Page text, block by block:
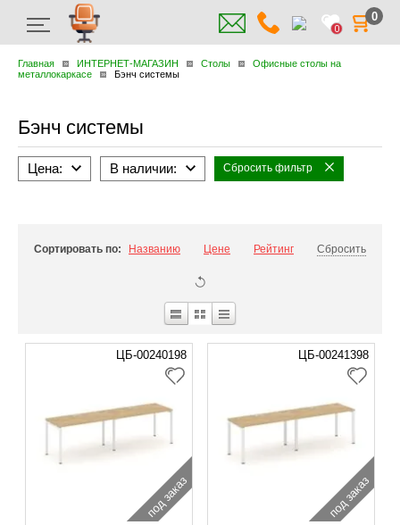
0
0
Главная ИНТЕРНЕТ-МАГАЗИН Столы
Офисные столы на
металлокаркасе
Бэнч системы
Бэнч системы
Цена: В наличии: Сбросить фильтр
Сортировать по: Названию Цене Рейтинг Сбросить
ЦБ-00240198
под заказ
ЦБ-00241398
под заказ